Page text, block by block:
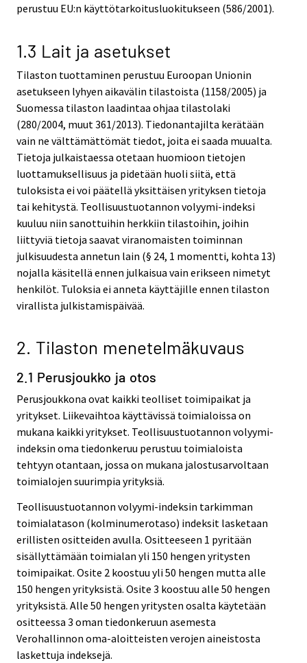
perustuu EU:n käyttötarkoitusluokitukseen (586/2001).
1.3 Lait ja asetukset
Tilaston tuottaminen perustuu Euroopan Unionin
asetukseen lyhyen aikavälin tilastoista (1158/2005) ja
Suomessa tilaston laadintaa ohjaa tilastolaki
(280/2004, muut 361/2013). Tiedonantajilta kerätään
vain ne välttämättömät tiedot, joita ei saada muualta.
Tietoja julkaistaessa otetaan huomioon tietojen
luottamuksellisuus ja pidetään huoli siitä, että
tuloksista ei voi päätellä yksittäisen yrityksen tietoja
tai kehitystä. Teollisuustuotannon volyymi-indeksi
kuuluu niin sanottuihin herkkiin tilastoihin, joihin
liittyviä tietoja saavat viranomaisten toiminnan
julkisuudesta annetun lain (§ 24, 1 momentti, kohta 13)
nojalla käsitellä ennen julkaisua vain erikseen nimetyt
henkilöt. Tuloksia ei anneta käyttäjille ennen tilaston
virallista julkistamispäivää.
2. Tilaston menetelmäkuvaus
2.1 Perusjoukko ja otos
Perusjoukkona ovat kaikki teolliset toimipaikat ja
yritykset. Liikevaihtoa käyttävissä toimialoissa on
mukana kaikki yritykset. Teollisuustuotannon volyymi-
indeksin oma tiedonkeruu perustuu toimialoista
tehtyyn otantaan, jossa on mukana jalostusarvoltaan
toimialojen suurimpia yrityksiä.
Teollisuustuotannon volyymi-indeksin tarkimman
toimialatason (kolminumerotaso) indeksit lasketaan
erillisten ositteiden avulla. Ositteeseen 1 pyritään
sisällyttämään toimialan yli 150 hengen yritysten
toimipaikat. Osite 2 koostuu yli 50 hengen mutta alle
150 hengen yrityksistä. Osite 3 koostuu alle 50 hengen
yrityksistä. Alle 50 hengen yritysten osalta käytetään
ositteessa 3 oman tiedonkeruun asemesta
Verohallinnon oma-aloitteisten verojen aineistosta
laskettuja indeksejä.